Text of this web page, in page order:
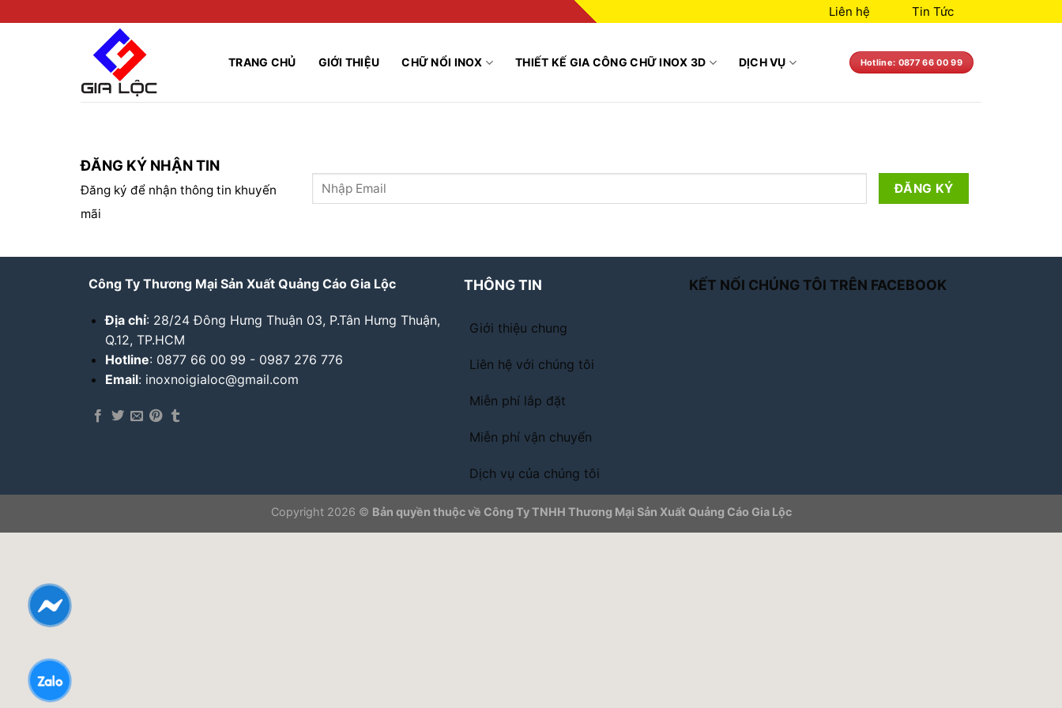
Liên hệ Tin Tức
TRANG CHỦ GIỚI THIỆU CHỮ NỔI INOX THIẾT KẾ GIA CÔNG CHỮ INOX 3D DỊCH VỤ Hotline: 0877 66 00 99
ĐĂNG KÝ NHẬN TIN
Đăng ký để nhận thông tin khuyến
mãi
Công Ty Thương Mại Sản Xuất Quảng Cáo Gia Lộc
Địa chỉ: 28/24 Đông Hưng Thuận 03, P.Tân Hưng Thuận,
Q.12, TP.HCM
Hotline: 0877 66 00 99 - 0987 276 776
Email: inoxnoigialoc@gmail.com
THÔNG TIN
Giới thiệu chung
Liên hệ với chúng tôi
Miễn phí lắp đặt
Miễn phí vận chuyển
Dịch vụ của chúng tôi
KẾT NỐI CHÚNG TÔI TRÊN FACEBOOK
Copyright 2026 © Bản quyền thuộc về Công Ty TNHH Thương Mại Sản Xuất Quảng Cáo Gia Lộc